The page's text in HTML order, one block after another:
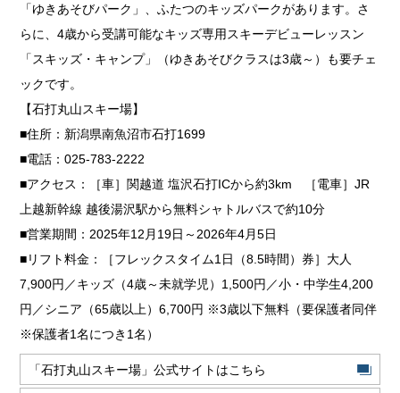
「ゆきあそびパーク」、ふたつのキッズパークがあります。さ
らに、4歳から受講可能なキッズ専用スキーデビューレッスン
「スキッズ・キャンプ」（ゆきあそびクラスは3歳～）も要チェ
ックです。
【石打丸山スキー場】
■住所：新潟県南魚沼市石打1699
■電話：025-783-2222
■アクセス：［車］関越道 塩沢石打ICから約3km ［電車］JR
上越新幹線 越後湯沢駅から無料シャトルバスで約10分
■営業期間：2025年12月19日～2026年4月5日
■リフト料金：［フレックスタイム1日（8.5時間）券］大人
7,900円／キッズ（4歳～未就学児）1,500円／小・中学生4,200
円／シニア（65歳以上）6,700円 ※3歳以下無料（要保護者同伴
※保護者1名につき1名）
「石打丸山スキー場」公式サイトはこちら